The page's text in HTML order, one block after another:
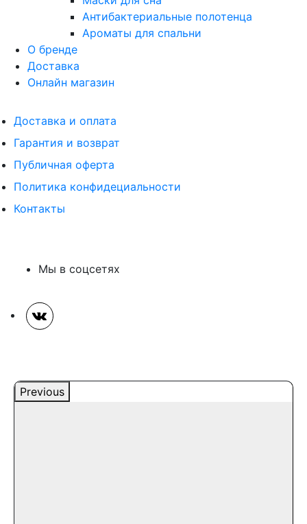
Антибактериальные полотенца
Ароматы для спальни
О бренде
Доставка
Онлайн магазин
Доставка и оплата
Гарантия и возврат
Публичная оферта
Политика конфидециальности
Контакты
Мы в соцсетях
Previous